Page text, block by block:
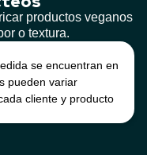
productos veganos
o textura.
se encuentran en
pueden variar
cliente y producto